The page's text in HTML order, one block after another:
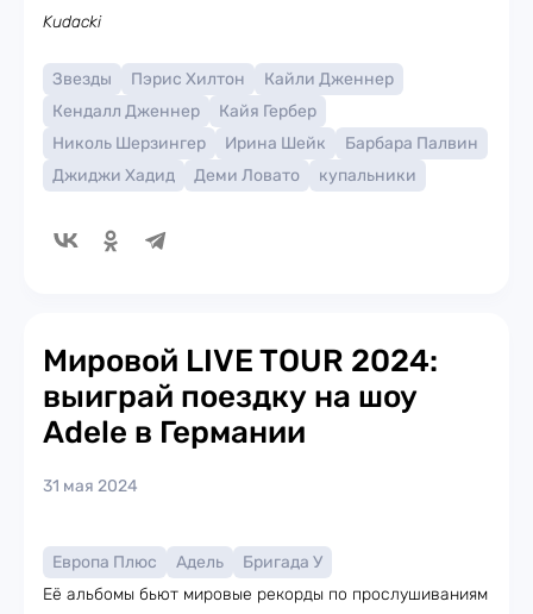
Kudacki
Звезды Пэрис Хилтон
Кайли Дженнер
Кендалл Дженнер
Кайя Гербер
Николь Шерзингер
Ирина Шейк
Барбара Палвин
Джиджи Хадид
Деми Ловато купальники
Мировой LIVE TOUR 2024:
выиграй поездку на шоу
Adele в Германии
31 мая 2024
Европа Плюс Адель
Бригада У
Её альбомы бьют мировые рекорды по прослушиваниям